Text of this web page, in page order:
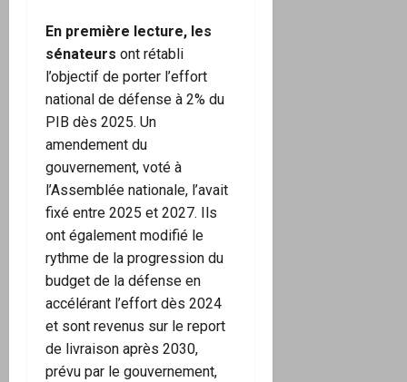
En première lecture, les
sénateurs ont rétabli
l’objectif de porter l’effort
national de défense à 2% du
PIB dès 2025. Un
amendement du
gouvernement, voté à
l’Assemblée nationale, l’avait
fixé entre 2025 et 2027. Ils
ont également modifié le
rythme de la progression du
budget de la défense en
accélérant l’effort dès 2024
et sont revenus sur le report
de livraison après 2030,
prévu par le gouvernement,